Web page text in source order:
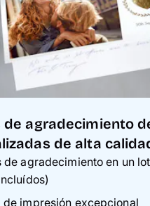
de agradecimiento
de alta
de agradecimiento en un
de impresión excepcional